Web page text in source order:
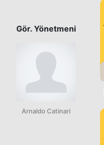
Gör. Yönetmeni
Arnaldo Catinari